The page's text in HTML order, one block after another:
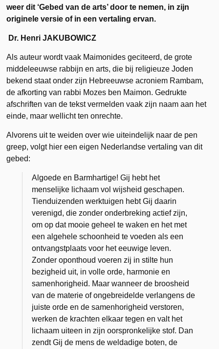
weer dit ‘Gebed van de arts’ door te nemen, in zijn
originele versie of in een vertaling ervan.
Dr. Henri JAKUBOWICZ
Als auteur wordt vaak Maimonides geciteerd, de grote
middeleeuwse rabbijn en arts, die bij religieuze Joden
bekend staat onder zijn Hebreeuwse acroniem Rambam,
de afkorting van rabbi Mozes ben Maimon. Gedrukte
afschriften van de tekst vermelden vaak zijn naam aan het
einde, maar wellicht ten onrechte.
Alvorens uit te weiden over wie uiteindelijk naar de pen
greep, volgt hier een eigen Nederlandse vertaling van dit
gebed:
Algoede en Barmhartige! Gij hebt het
menselijke lichaam vol wijsheid geschapen.
Tienduizenden werktuigen hebt Gij daarin
verenigd, die zonder onderbreking actief zijn,
om op dat mooie geheel te waken en het met
een algehele schoonheid te voeden als een
ontvangstplaats voor het eeuwige leven.
Zonder oponthoud voeren zij in stilte hun
bezigheid uit, in volle orde, harmonie en
samenhorigheid. Maar wanneer de broosheid
van de materie of ongebreidelde verlangens de
juiste orde en de samenhorigheid verstoren,
werken de krachten elkaar tegen en valt het
lichaam uiteen in zijn oorspronkelijke stof. Dan
zendt Gij de mens de weldadige boten, de